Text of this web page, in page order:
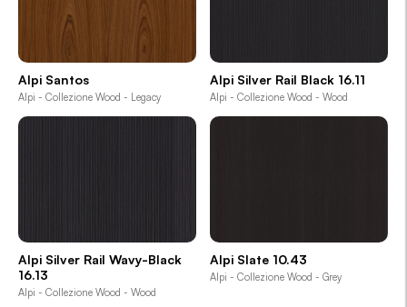
Alpi Santos
Alpi - Collezione Wood - Legacy
Alpi Silver Rail Black 16.11
Alpi - Collezione Wood - Wood
Alpi Silver Rail Wavy-Black
16.13
Alpi - Collezione Wood - Wood
Alpi Slate 10.43
Alpi - Collezione Wood - Grey